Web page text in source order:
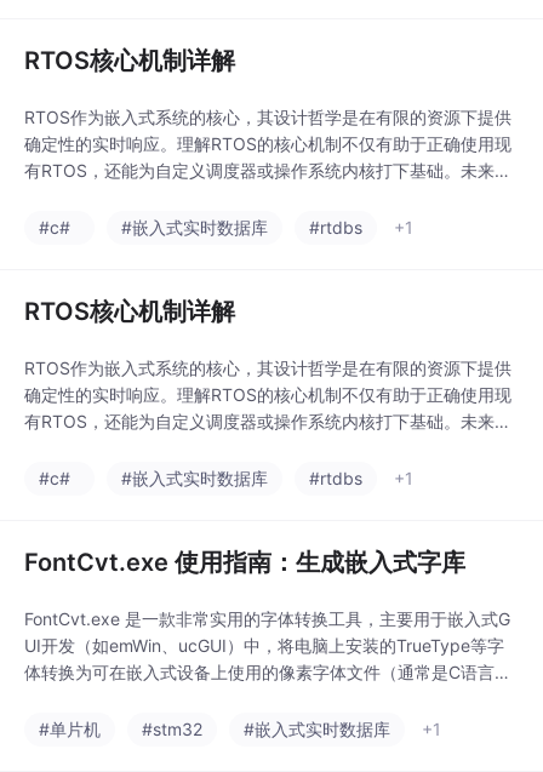
RTOS核心机制详解
RTOS作为嵌入式系统的核心，其设计哲学是在有限的资源下提供
确定性的实时响应。理解RTOS的核心机制不仅有助于正确使用现
有RTOS，还能为自定义调度器或操作系统内核打下基础。未来发
08）虚拟化支持：在同一硬件上运行多个OS实例AI集成：为边缘
#c# #嵌入式实时数据库 #rtdbs +1
RTOS核心机制详解
RTOS作为嵌入式系统的核心，其设计哲学是在有限的资源下提供
确定性的实时响应。理解RTOS的核心机制不仅有助于正确使用现
有RTOS，还能为自定义调度器或操作系统内核打下基础。未来发
08）虚拟化支持：在同一硬件上运行多个OS实例AI集成：为边缘
#c# #嵌入式实时数据库 #rtdbs +1
FontCvt.exe 使用指南：生成嵌入式字库
FontCvt.exe 是一款非常实用的字体转换工具，主要用于嵌入式G
UI开发（如emWin、ucGUI）中，将电脑上安装的TrueType等字
体转换为可在嵌入式设备上使用的像素字体文件（通常是C语言源
#单片机
#stm32 #嵌入式实时数据库 +1